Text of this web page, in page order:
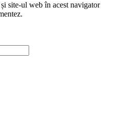
site-ul web în acest navigator